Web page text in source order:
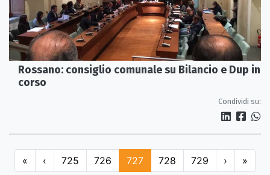
Rossano: consiglio comunale su Bilancio e Dup in
corso
Condividi su:
« ‹ 725 726 727 728 729 › »